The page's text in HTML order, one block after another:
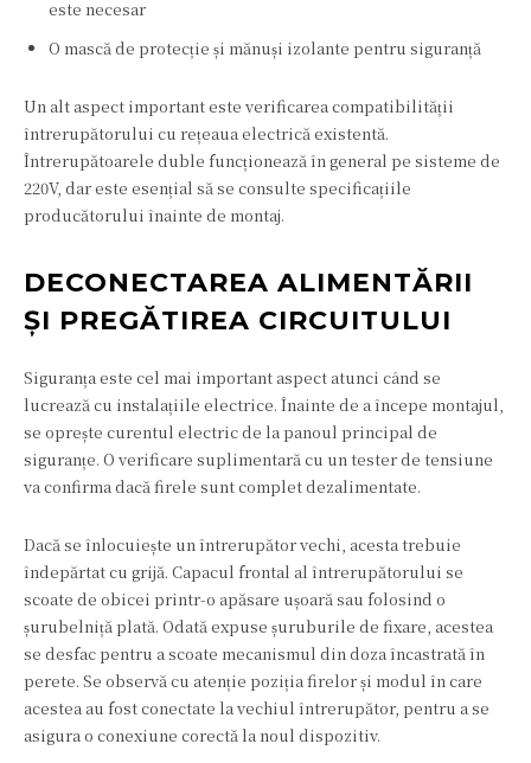
este necesar
O mască de protecție și mănuși izolante pentru siguranță
Un alt aspect important este verificarea compatibilității
întrerupătorului cu rețeaua electrică existentă.
Întrerupătoarele duble funcționează în general pe sisteme de
220V, dar este esențial să se consulte specificațiile
producătorului înainte de montaj.
DECONECTAREA ALIMENTĂRII
ȘI PREGĂTIREA CIRCUITULUI
Siguranța este cel mai important aspect atunci când se
lucrează cu instalațiile electrice. Înainte de a începe montajul,
se oprește curentul electric de la panoul principal de
siguranțe. O verificare suplimentară cu un tester de tensiune
va confirma dacă firele sunt complet dezalimentate.
Dacă se înlocuiește un întrerupător vechi, acesta trebuie
îndepărtat cu grijă. Capacul frontal al întrerupătorului se
scoate de obicei printr-o apăsare ușoară sau folosind o
șurubelniță plată. Odată expuse șuruburile de fixare, acestea
se desfac pentru a scoate mecanismul din doza încastrată în
perete. Se observă cu atenție poziția firelor și modul în care
acestea au fost conectate la vechiul întrerupător, pentru a se
asigura o conexiune corectă la noul dispozitiv.